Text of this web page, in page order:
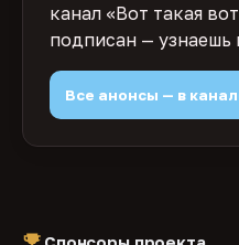
канал «Вот такая
подписан — узнаешь
Все анонсы — в